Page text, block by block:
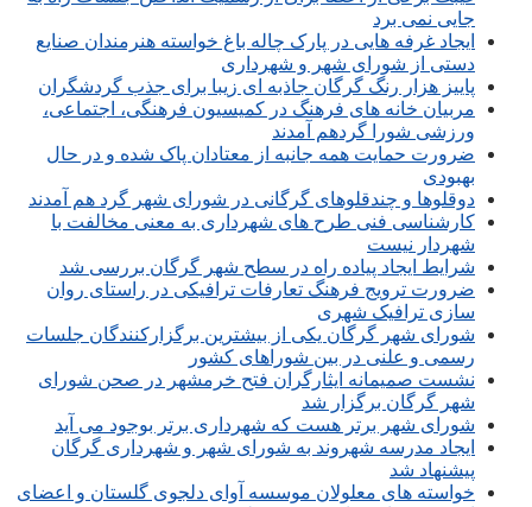
جایی نمی برد
ایجاد غرفه هایی در پارک چاله باغ خواسته هنرمندان صنایع
دستی از شورای شهر و شهرداری
پاییز هزار رنگ گرگان جاذبه ای زیبا برای جذب گردشگران
مربیان خانه های فرهنگ در کمیسیون فرهنگی، اجتماعی،
ورزشی شورا گردهم آمدند
ضرورت حمایت همه جانبه از معتادان پاک شده و در حال
بهبودی
دوقلوها و چندقلوهای گرگانی در شورای شهر گرد هم آمدند
کارشناسی فنی طرح های شهرداری به معنی مخالفت با
شهردار نیست
شرایط ایجاد پیاده راه در سطح شهر گرگان بررسی شد
ضرورت ترویج فرهنگ تعارفات ترافیکی در راستای روان
سازی ترافیک شهری
شورای شهر گرگان یکی از بیشترین برگزارکنندگان جلسات
رسمی و علنی در بین شوراهای کشور
نشست صمیمانه ایثارگران فتح خرمشهر در صحن شورای
شهر گرگان برگزار شد
شورای شهر برتر هست که شهرداری برتر بوجود می آید
ایجاد مدرسه شهروند به شورای شهر و شهرداری گرگان
پیشنهاد شد
خواسته های معلولان موسسه آوای دلجوی گلستان و اعضای